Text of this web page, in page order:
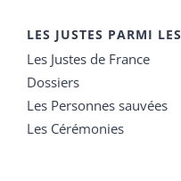
LES JUSTES PARMI
Les Justes de France
Dossiers
Les Personnes sauvées
Les Cérémonies